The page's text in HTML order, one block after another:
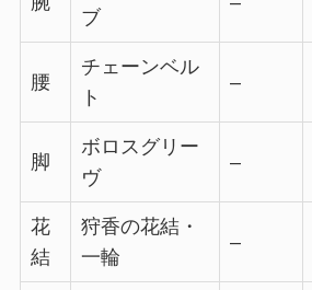
ブ
腰
チェーンベル
ト
–
脚
ボロスグリー
ヴ
–
花
結
狩香の花結・
一輪
–